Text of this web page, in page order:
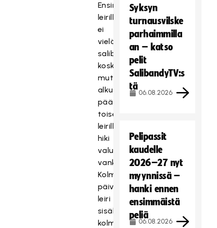
Ensimmäisellä
leirillä
ei
vielä
salibandymailaan
koskettu,
mutta
alkuviikosta
päättyneellä
toisella
leirillä
hiki
valui
vankasti.
Kolmen
päivän
leiri
sisälsi
kolme
Syksyn
turnausvilske
parhaimmilla
an – katso
pelit
SalibandyTV:s
tä
06.08.2026
Pelipassit
kaudelle
2026–27 nyt
myynnissä –
hanki ennen
ensimmäistä
peliä
06.08.2026